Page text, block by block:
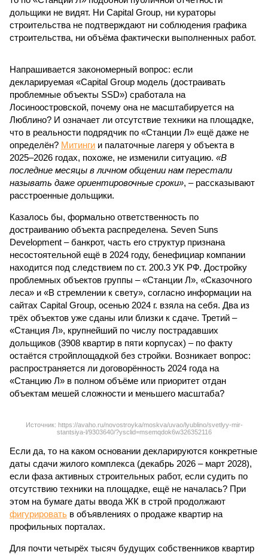
дольщики не видят. Ни Capital Group, ни кураторы
строительства не подтверждают ни соблюдения графика
строительства, ни объёма фактически выполненных работ.
Напрашивается закономерный вопрос: если
декларируемая «Capital Group модель (достраивать
проблемные объекты SSD») сработала на
Лосиноостровской, почему она не масштабируется на
Люблино? И означает ли отсутствие техники на площадке,
что в реальности подрядчик по «Станции Л» ещё даже не
определён? Митинги и палаточные лагеря у объекта в
2025–2026 годах, похоже, не изменили ситуацию. «В
последние месяцы в личном общении нам перестали
называть даже ориентировочные сроки», – рассказывают
расстроенные дольщики.
Казалось бы, формально ответственность по
достраиванию объекта распределена. Seven Suns
Development – банкрот, часть его структур признана
несостоятельной ещё в 2024 году, бенефициар компании
находится под следствием по ст. 200.3 УК РФ. Достройку
проблемных объектов группы – «Станции Л», «Сказочного
леса» и «В стремлении к свету», согласно информации на
сайтах Capital Group, осенью 2024 г. взяла на себя. Два из
трёх объектов уже сданы или близки к сдаче. Третий –
«Станция Л», крупнейший по числу пострадавших
дольщиков (3908 квартир в пяти корпусах) – по факту
остаётся стройплощадкой без стройки. Возникает вопрос:
распространяется ли договорённость 2024 года на
«Станцию Л» в полном объёме или приоритет отдан
объектам мешей сложности и меньшего масштаба?
Источник: https://avaho.ru/novostroyka/moskva/uvao/lyublino/svetlyy-mir-
stantsiya-l/9303640/?ysclid=msemqdok6w326352116
Если да, то на каком основании декларируются конкретные
даты сдачи жилого комплекса (декабрь 2026 – март 2028),
если фаза активных строительных работ, если судить по
отсутствию техники на площадке, ещё не началась? При
этом на бумаге даты ввода ЖК в строй продолжают
фигурировать в объявлениях о продаже квартир на
профильных порталах.
Для почти четырёх тысяч будущих собственников квартир